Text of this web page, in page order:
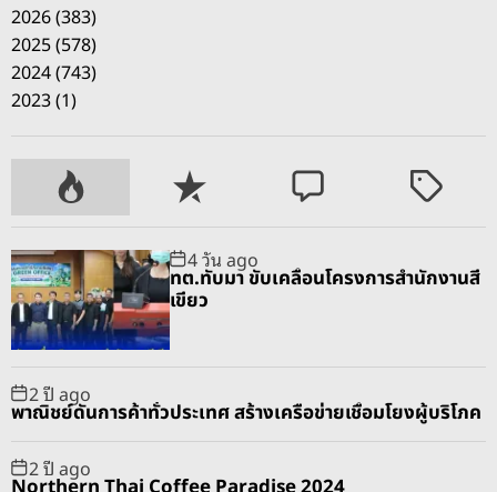
2026 (383)
2025 (578)
2024 (743)
2023 (1)
P
o
p
u
l
a
r
R
e
c
e
n
C
o
m
m
e
T
g
g
e
4 วัน ago
ทต.ทับมา ขับเคลื่อนโครงการสำนักงานสี
เขียว
2 ปี ago
พาณิชย์ดันการค้าทั่วประเทศ สร้างเครือข่ายเชื่อมโยงผู้บริโภค
2 ปี ago